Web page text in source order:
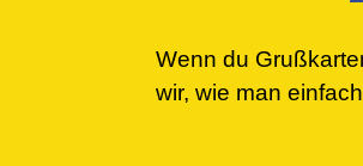
Wenn du
wir, wie man